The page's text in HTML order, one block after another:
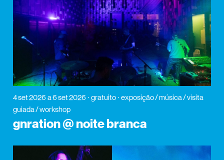
4 set 2026 a 6 set 2026 gratuito
exposição / música / visita
guiada / workshop
gnration @ noite branca